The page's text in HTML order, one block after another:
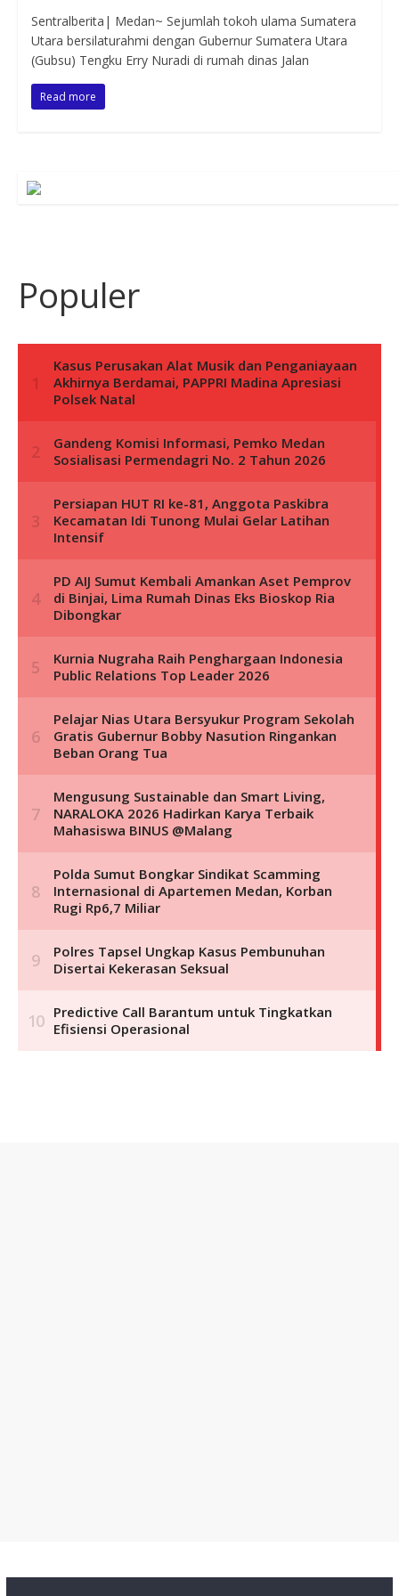
Sentralberita| Medan~ Sejumlah tokoh ulama Sumatera
Utara bersilaturahmi dengan Gubernur Sumatera Utara
(Gubsu) Tengku Erry Nuradi di rumah dinas Jalan
Read more
Populer